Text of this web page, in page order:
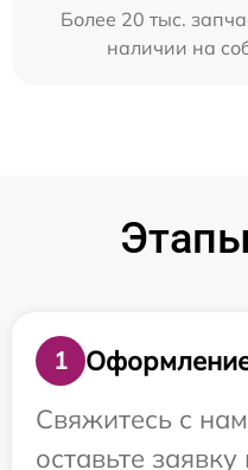
Более 20 тыс.
наличии на
1
Свяжитесь с
оставьте заявку